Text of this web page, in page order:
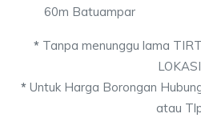
60m Batuampar
*Tanpa menunggu lama
LOKASI
*Untuk Harga Borongan
atau